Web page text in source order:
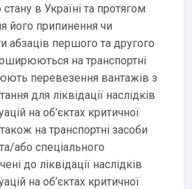
в Україні та протягом
його припинення чи
абзаців першого та другого
на транспортні
перевезення вантажів з
для ліквідації наслідків
на об’єктах критичної
на транспортні засоби
або спеціального
до ліквідації наслідків
на об’єктах критичної